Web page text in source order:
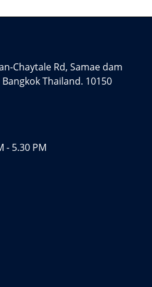
Chaytale Rd, Samae dam
Thailand. 10150
- 5.30 PM